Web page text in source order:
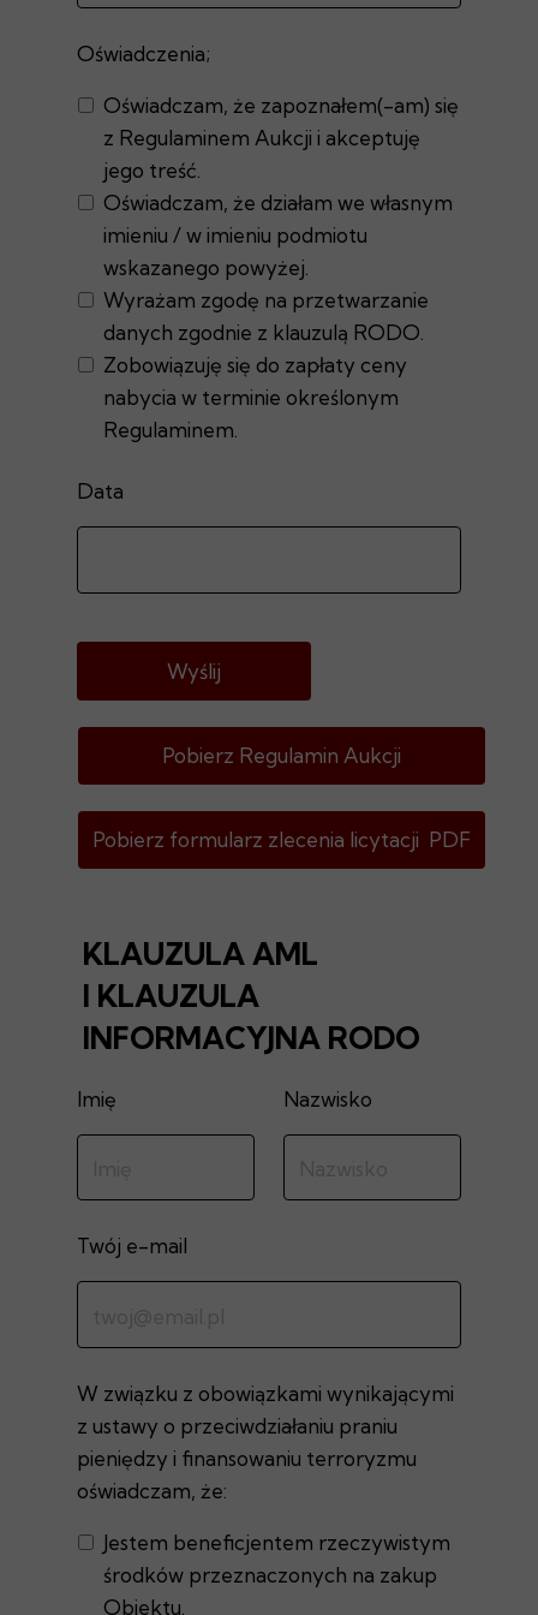
Pobierz formularz zlecenia licytacji PDF
Pobierz Regulamin Aukcji
Oświadczenia;
Oświadczam, że zapoznałem(-am) się
z Regulaminem Aukcji i akceptuję
jego treść.
Oświadczam, że działam we własnym
imieniu / w imieniu podmiotu
wskazanego powyżej.
Wyrażam zgodę na przetwarzanie
danych zgodnie z klauzulą RODO.
Zobowiązuję się do zapłaty ceny
nabycia w terminie określonym
Regulaminem.
Data
Wyślij
Imię Nazwisko
Twój e-mail
W związku z obowiązkami wynikającymi
z ustawy o przeciwdziałaniu praniu
pieniędzy i finansowaniu terroryzmu
oświadczam, że:
Jestem beneficjentem rzeczywistym
środków przeznaczonych na zakup
Obiektu.
KLAUZULA AML
I KLAUZULA
INFORMACYJNA RODO